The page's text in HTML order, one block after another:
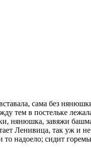
сама без
тем в постельке
нянюшка, завяжи
Ленивица, так уж и
надоело; сидит